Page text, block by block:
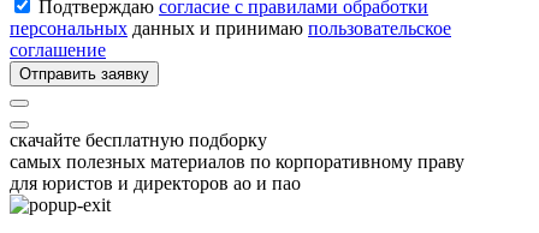
Подтверждаю согласие с правилами обработки
персональных данных и принимаю пользовательское
соглашение
Отправить заявку
скачайте бесплатную подборку
самых полезных материалов по корпоративному праву
для юристов и директоров ао и пао